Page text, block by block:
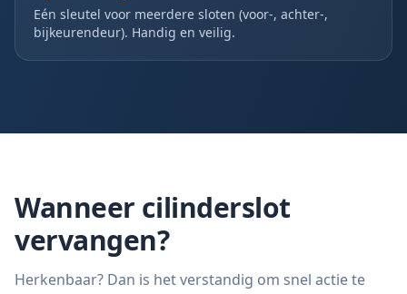
Eén sleutel voor meerdere sloten (voor-, achter-,
bijkeurendeur). Handig en veilig.
Wanneer cilinderslot
vervangen?
Herkenbaar? Dan is het verstandig om snel actie te